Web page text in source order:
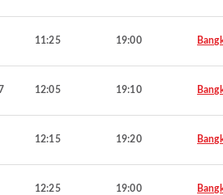
11:25 19:00
12:05 19:10
12:15 19:20
12:25 19:00